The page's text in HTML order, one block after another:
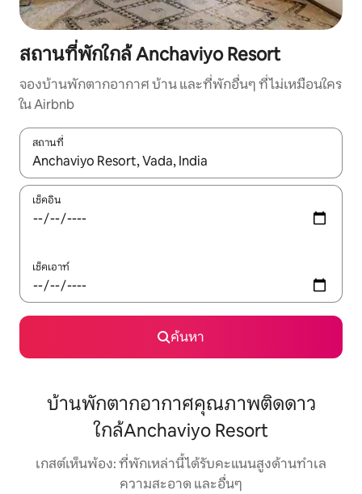
สถานที่พักใกล้ Anchaviyo Resort
จองบ้านพักตากอากาศ บ้าน และที่พักอื่นๆ ที่ไม่เหมือนใคร
ใน Airbnb
สถานที่
ใช้ลูกศรขึ้นลง หรือใช้การสัมผัสหรือปัด เพื่อสำรวจผลการค้นหา
เช็คอิน
เช็คเอาท์
ค้นหา
บ้านพักตากอากาศคุณภาพติดดาว
ใกล้Anchaviyo Resort
เกสต์เห็นพ้อง: ที่พักเหล่านี้ได้รับคะแนนสูงด้านทำเล
ความสะอาด และอื่นๆ